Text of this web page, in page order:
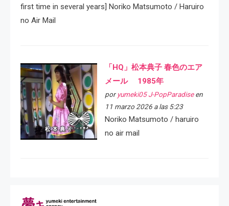
first time in several years] Noriko Matsumoto / Haruiro
no Air Mail
「HQ」松本典子 春色のエア
メール 1985年
por yumeki05 J-PopParadiseen
11 marzo 2026 a las 5:23
Noriko Matsumoto / haruiro
no air mail